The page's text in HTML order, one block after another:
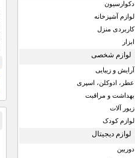
دکوارسیون
لوازم آشپزخانه
کاربردی منزل
ابزار
لوازم شخصی
آرایش و زیبایی
عطر، ادوکلن، اسپری
بهداشت و مراقبت
زیور آلات
لوازم کودک
لوازم دیجیتال
دوربین